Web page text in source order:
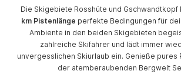
Die Skigebiete Rosshüte und Gschwandtkopf
km Pistenlänge perfekte Bedingungen für
Ambiente in den beiden Skigebieten
zahlreiche Skifahrer und lädt immer
unvergesslichen Skiurlaub ein. Genieße pures
der atemberaubenden Bergwelt